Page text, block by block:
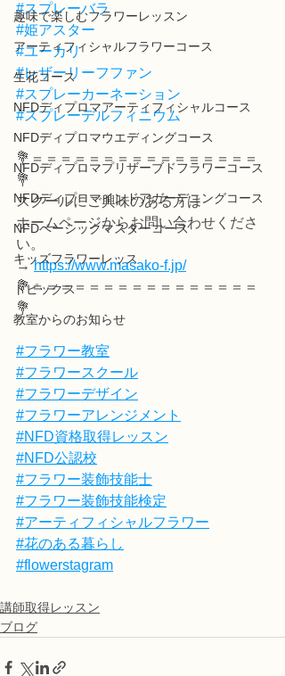
趣味で楽しむフラワーレッスン
アーティフィシャルフラワーコース
生花コース
NFDディプロマアーティフィシャルコース
NFDディプロマウエディングコース
NFDディプロマプリザーブドフラワーコース
NFDディプロマインドアガーデニングコース
NFDベーシックマスターコース
キッズフラワーレッス
トピックス
教室からのお知らせ
#スプレーバラ
#姫アスター
#ユーカリ
#レザーリーフファン
#スプレーカーネーション
#スプレーデルフィニウム
💐＝＝＝＝＝＝＝＝＝＝＝＝＝＝＝＝
💐
スクールにご興味のある方は
ホームページからお問い合わせくださ
い。
→ https://www.masako-f.jp/
💐＝＝＝＝＝＝＝＝＝＝＝＝＝＝＝＝
💐
#フラワー教室
#フラワースクール
#フラワーデザイン
#フラワーアレンジメント
#NFD資格取得レッスン
#NFD公認校
#フラワー装飾技能士
#フラワー装飾技能検定
#アーティフィシャルフラワー
#花のある暮らし
#flowerstagram
講師取得レッスン
ブログ